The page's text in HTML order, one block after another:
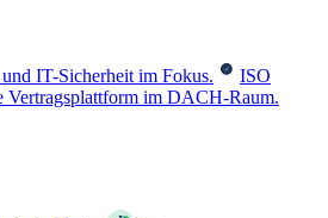
IT-Sicherheit im Fokus.
ISO
Vertragsplattform im DACH-Raum.